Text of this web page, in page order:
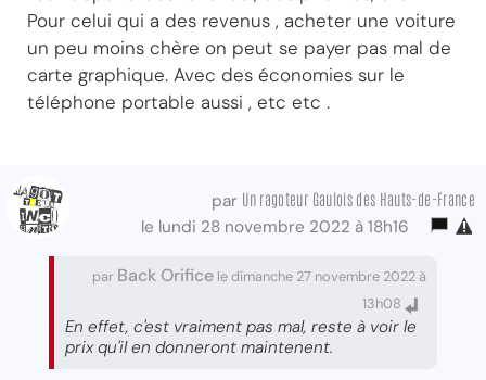
Pour celui qui a des revenus , acheter une voiture
un peu moins chère on peut se payer pas mal de
carte graphique. Avec des économies sur le
téléphone portable aussi , etc etc .
par Un ragoteur Gaulois des Hauts-de-France
le lundi 28 novembre 2022 à 18h16
par Back Orifice le dimanche 27 novembre 2022 à
13h08
En effet, c'est vraiment pas mal, reste à voir le
prix qu'il en donneront maintenent.